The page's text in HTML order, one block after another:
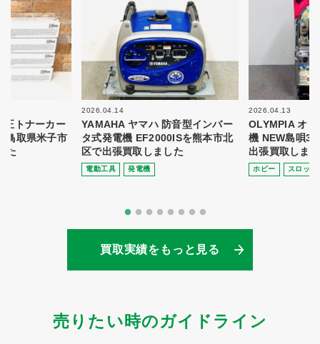
梱包
ガイド
法人の
お客様へ
トナーカー
鳥取県米子市
た
2026.04.14
YAMAHA ヤマハ 防音型インバー
タ式発電機 EF2000ISを熊本市北
区で出張買取しました
電動⼯具 発電機
2026.04.13
OLYMPIA オ
機 NEW島唄
出張買取しま
ホビー スロット
買取実績をもっと見る
売りたい時のガイドライン